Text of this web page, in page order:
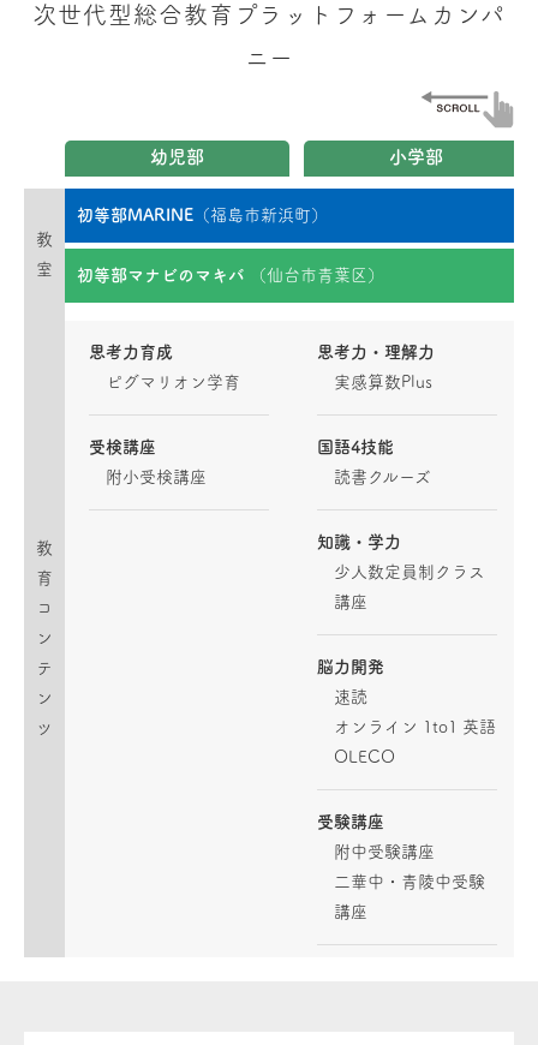
次世代型総合教育プラットフォームカンパ
ニー
教
室
幼児部 小学部
初等部MARINE （福島市新浜町）
初等部マナビのマキバ （仙台市青葉区）
教
育
コ
ン
テ
ン
ツ
思考力育成
ピグマリオン学育
受検講座
附小受検講座
思考力・理解力
実感算数Plus
国語4技能
読書クルーズ
知識・学力
少人数定員制クラス
講座
脳力開発
速読
オンライン 1to1 英語
OLECO
受験講座
附中受験講座
二華中・青陵中受験
講座